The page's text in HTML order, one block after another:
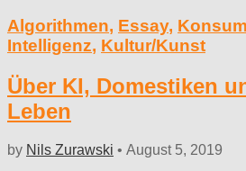
Algorithmen, Essay, Konsum
Intelligenz, Kultur/Kunst
Über KI, Domestiken
Leben
by Nils Zurawski • August 5, 2019